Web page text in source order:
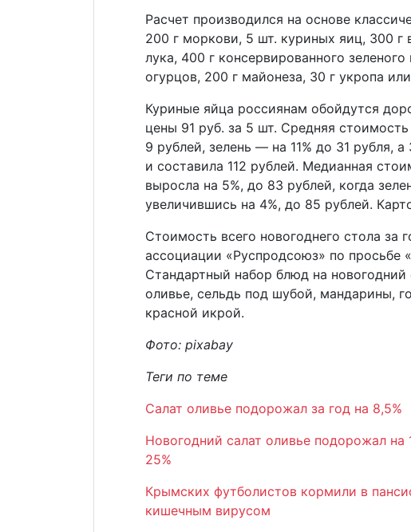
Расчет производился на основе
200 г моркови, 5 шт. куриных яиц, 300 г
лука, 400 г консервированного
огурцов, 200 г майонеза, 30 г укропа
Куриные яйца россиянам обойдутся
цены 91 руб. за 5 шт. Средняя
9 рублей, зелень — на 11% до 31 рубля,
и составила 112 рублей. Медианная
выросла на 5%, до 83 рублей, когда
увеличившись на 4%, до 85 рублей.
Стоимость всего новогоднего стола за
ассоциации «Руспродсоюз» по просьбе
Стандартный набор блюд на новогодний
оливье, сельдь под шубой, мандарины,
красной икрой.
Фото: pixabay
Теги по теме
Салат оливье подорожал за год на 8,5%
Новогодний салат оливье подорожал
25%
Крымских футболистов кормили в
кишечным вирусом